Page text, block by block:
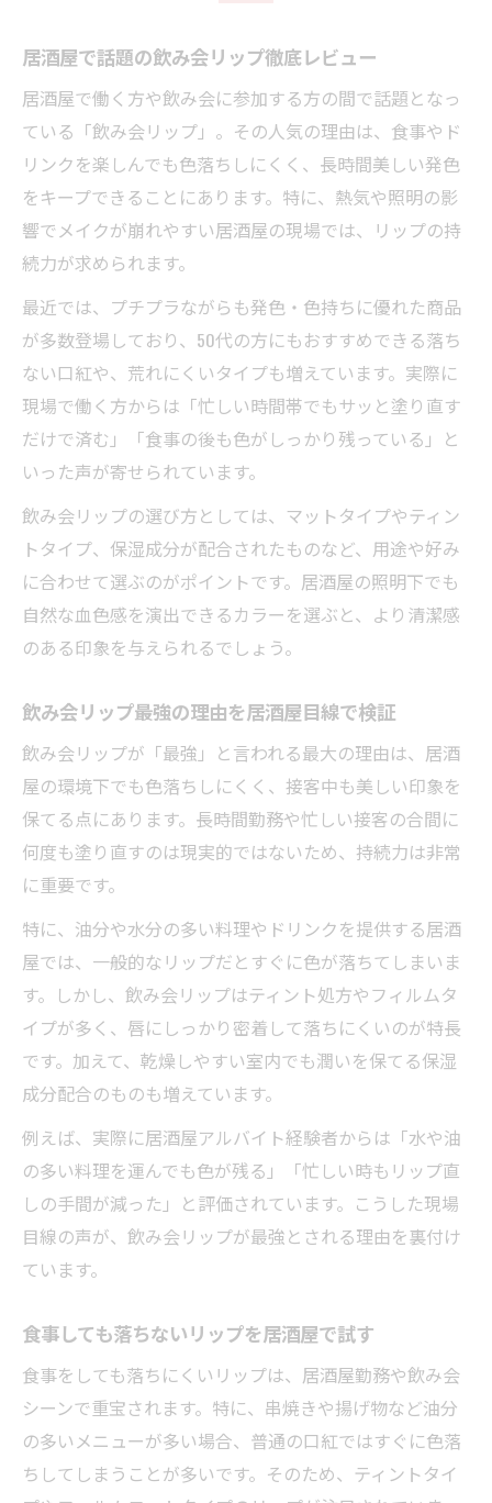
居酒屋で話題の飲み会リップ徹底レビュー
居酒屋で働く方や飲み会に参加する方の間で話題となっ
ている「飲み会リップ」。その人気の理由は、食事やド
リンクを楽しんでも色落ちしにくく、長時間美しい発色
をキープできることにあります。特に、熱気や照明の影
響でメイクが崩れやすい居酒屋の現場では、リップの持
続力が求められます。
最近では、プチプラながらも発色・色持ちに優れた商品
が多数登場しており、50代の方にもおすすめできる落ち
ない口紅や、荒れにくいタイプも増えています。実際に
現場で働く方からは「忙しい時間帯でもサッと塗り直す
だけで済む」「食事の後も色がしっかり残っている」と
いった声が寄せられています。
飲み会リップの選び方としては、マットタイプやティン
トタイプ、保湿成分が配合されたものなど、用途や好み
に合わせて選ぶのがポイントです。居酒屋の照明下でも
自然な血色感を演出できるカラーを選ぶと、より清潔感
のある印象を与えられるでしょう。
飲み会リップ最強の理由を居酒屋目線で検証
飲み会リップが「最強」と言われる最大の理由は、居酒
屋の環境下でも色落ちしにくく、接客中も美しい印象を
保てる点にあります。長時間勤務や忙しい接客の合間に
何度も塗り直すのは現実的ではないため、持続力は非常
に重要です。
特に、油分や水分の多い料理やドリンクを提供する居酒
屋では、一般的なリップだとすぐに色が落ちてしまいま
す。しかし、飲み会リップはティント処方やフィルムタ
イプが多く、唇にしっかり密着して落ちにくいのが特長
です。加えて、乾燥しやすい室内でも潤いを保てる保湿
成分配合のものも増えています。
例えば、実際に居酒屋アルバイト経験者からは「水や油
の多い料理を運んでも色が残る」「忙しい時もリップ直
しの手間が減った」と評価されています。こうした現場
目線の声が、飲み会リップが最強とされる理由を裏付け
ています。
食事しても落ちないリップを居酒屋で試す
食事をしても落ちにくいリップは、居酒屋勤務や飲み会
シーンで重宝されます。特に、串焼きや揚げ物など油分
の多いメニューが多い場合、普通の口紅ではすぐに色落
ちしてしまうことが多いです。そのため、ティントタイ